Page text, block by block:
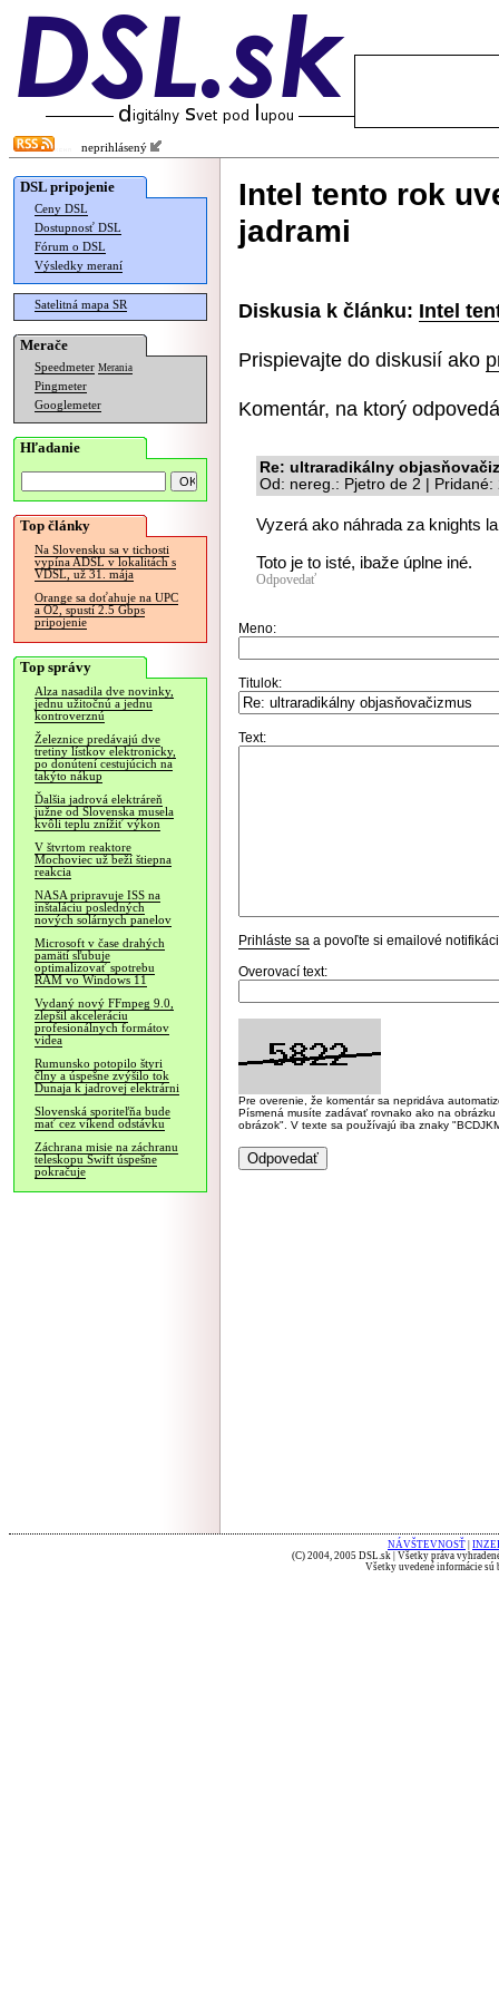
neprihlásený
DSL pripojenie
Ceny DSL
Dostupnosť DSL
Fórum o DSL
Výsledky meraní
Satelitná mapa SR
Merače
Speedmeter Merania
Pingmeter
Googlemeter
Hľadanie
Top články
Na Slovensku sa v tichosti
vypína ADSL v lokalitách s
VDSL, už 31. mája
Orange sa doťahuje na UPC
a O2, spustí 2.5 Gbps
pripojenie
Top správy
Alza nasadila dve novinky,
jednu užitočnú a jednu
kontroverznú
Železnice predávajú dve
tretiny lístkov elektronicky,
po donútení cestujúcich na
takýto nákup
Ďalšia jadrová elektráreň
južne od Slovenska musela
kvôli teplu znížiť výkon
V štvrtom reaktore
Mochoviec už beží štiepna
reakcia
NASA pripravuje ISS na
inštaláciu posledných
nových solárnych panelov
Microsoft v čase drahých
pamätí sľubuje
optimalizovať spotrebu
RAM vo Windows 11
Vydaný nový FFmpeg 9.0,
zlepšil akceleráciu
profesionálnych formátov
videa
Rumunsko potopilo štyri
člny a úspešne zvýšilo tok
Dunaja k jadrovej elektrárni
Slovenská sporiteľňa bude
mať cez víkend odstávku
Záchrana misie na záchranu
teleskopu Swift úspešne
pokračuje
Intel tento rok
jadrami
Diskusia k článku: Intel
Prispievajte do diskusií ako
Komentár, na ktorý
Re: ultraradikálny
Od: nereg.: Pjetro de 2 |
Vyzerá ako náhrada za knights
Toto je to isté, ibaže úplne iné.
Odpovedať
Meno:
Titulok:
Text:
Prihláste sa a povoľte si emailové
Overovací text:
Pre overenie, že komentár sa nepridáva
Písmená musíte zadávať rovnako ako na
obrázok". V texte sa používajú iba znaky
NÁVŠTEVNOSŤ
(C) 2004, 2005 DSL.sk | Všetky práva
Všetky uvedené informácie sú